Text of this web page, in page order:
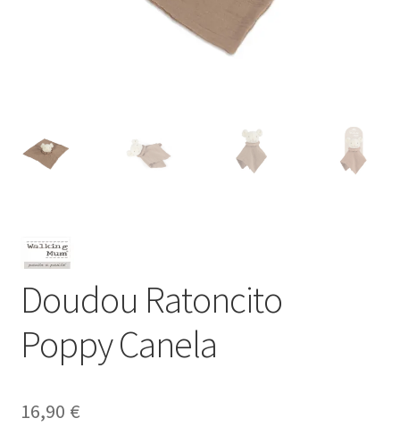
Doudou Ratoncito
Poppy Canela
16,90 €